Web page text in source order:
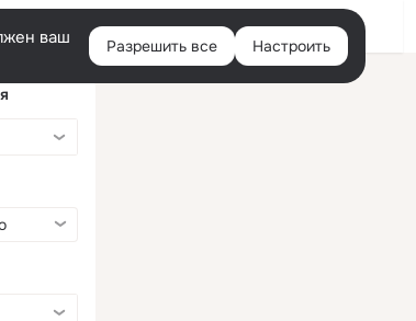
Войти
ваш
Разрешить все Настроить